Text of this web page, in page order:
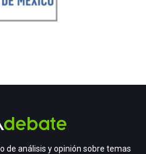
de análisis y opinión sobre temas